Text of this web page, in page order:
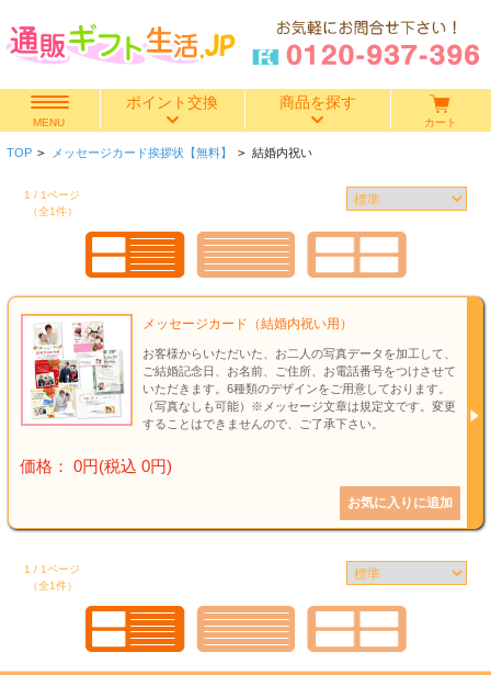
MENU
ポイント交換 商品を探す
香典返し
出産内祝い
結婚内祝い
結婚引き出物
初盆・新盆
カート
TOP > メッセージカード挨拶状【無料】 > 結婚内祝い
1 / 1ページ
（全1件）
メッセージカード（結婚内祝い用）
お客様からいただいた、お二人の写真データを加工して、
ご結婚記念日、お名前、ご住所、お電話番号をつけさせて
いただきます。6種類のデザインをご用意しております。
（写真なしも可能）※メッセージ文章は規定文です。変更
することはできませんので、ご了承下さい。
価格： 0円(税込 0円)
1 / 1ページ
（全1件）